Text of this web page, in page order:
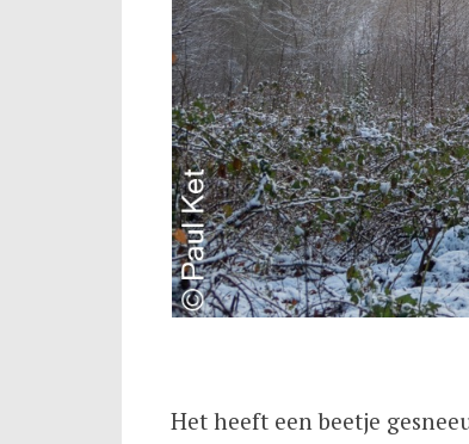
Het heeft een beetje